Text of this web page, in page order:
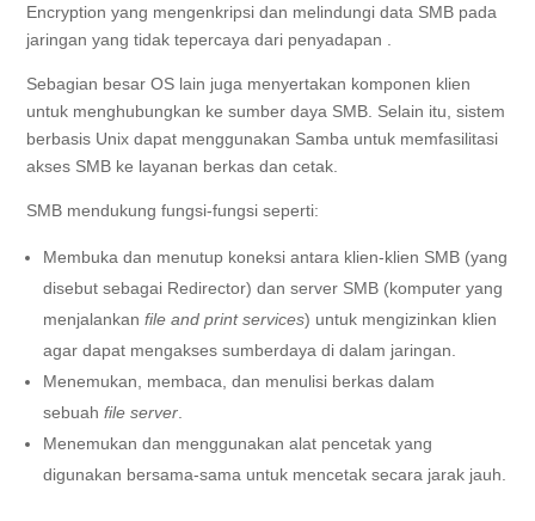
Encryption yang mengenkripsi dan melindungi data SMB pada
jaringan yang tidak tepercaya dari penyadapan
Sebagian besar OS lain juga menyertakan komponen klien
untuk menghubungkan ke sumber daya SMB. Selain itu, sistem
berbasis Unix dapat menggunakan Samba untuk memfasilitasi
akses SMB ke layanan berkas dan cetak.
SMB mendukung fungsi-fungsi seperti:
Membuka dan menutup koneksi antara klien-klien SMB (yang
disebut sebagai Redirector) dan server SMB (komputer yang
menjalankanfile and print services) untuk mengizinkan klien
agar dapat mengakses sumberdaya di dalam jaringan.
Menemukan, membaca, dan menulisi berkas dalam
sebuahfile server
Menemukan dan menggunakan alat pencetak yang
digunakan bersama-sama untuk mencetak secara jarak jauh.